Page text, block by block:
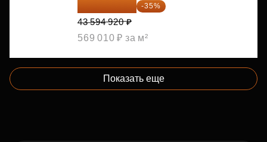
28 336 698 ₽ -35%
43 594 920 ₽
569 010 ₽ за м²
Показать еще